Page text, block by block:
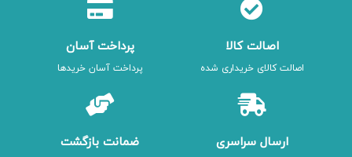
اصالت کالا
اصالت کالای خریداری شده
پرداخت آسان
پرداخت آسان خریدها
ارسال سراسری ضمانت بازگشت